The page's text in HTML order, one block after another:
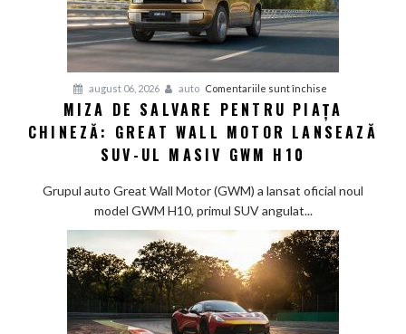
august 06, 2026 auto Comentariile sunt închise
Miza
de
piața
Wall
Motor
ul
MIZA DE SALVARE PENTRU PIAȚA
CHINEZĂ: GREAT WALL MOTOR LANSEAZĂ
SUV-UL MASIV GWM H10
Grupul auto Great Wall Motor (GWM) a lansat oficial noul
model GWM H10, primul SUV angulat...